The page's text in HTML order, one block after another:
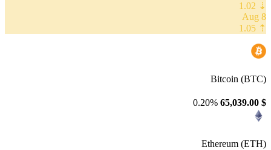
⇣ 1.02
8 Aug
⇡ 1.05
Bitcoin (BTC)
$
65,039.00
0.20%
Ethereum (ETH)